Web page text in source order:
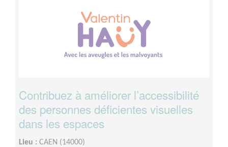
Contribuez à améliorer l’accessibilité
des personnes déficientes visuelles
dans les espaces
Lieu : CAEN (14000)